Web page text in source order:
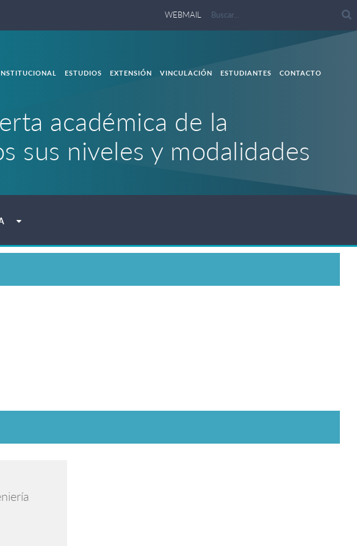
WEBMAIL
ESTUDIOS EXTENSIÓN VINCULACIÓN ESTUDIANTES CONTACTO
académica de la
sus niveles y modalidades